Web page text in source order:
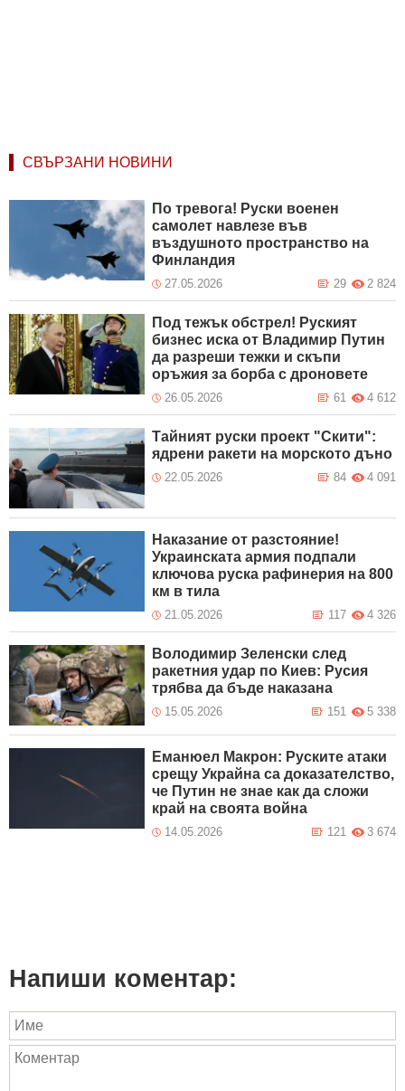
СВЪРЗАНИ НОВИНИ
По тревога! Руски военен
самолет навлезе във
въздушното пространство на
Финландия
27.05.2026 2 824
29
Под тежък обстрел! Руският
бизнес иска от Владимир Путин
да разреши тежки и скъпи
оръжия за борба с дроновете
26.05.2026 4 612
61
Тайният руски проект "Скити":
ядрени ракети на морското дъно
22.05.2026 4 091
84
Наказание от разстояние!
Украинската армия подпали
ключова руска рафинерия на 800
км в тила
21.05.2026 4 326
117
Володимир Зеленски след
ракетния удар по Киев: Русия
трябва да бъде наказана
15.05.2026 5 338
151
Еманюел Макрон: Руските атаки
срещу Украйна са доказателство,
че Путин не знае как да сложи
край на своята война
14.05.2026 3 674
121
Напиши коментар: